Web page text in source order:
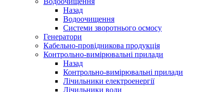
Назад
Водоочищення
Системи зворотнього осмосу
Генератори
Кабельно-провідникова продукція
Контрольно-вимірювальні прилади
Назад
Контрольно-вимірювальні прилади
Лічильники електроенергії
Лічильники води